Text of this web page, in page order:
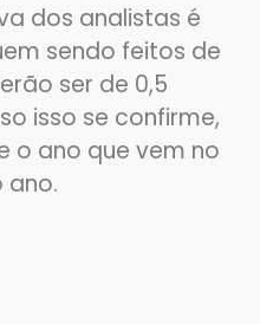
dos analistas é
sendo feitos de
ser de 0,5
isso se confirme,
o ano que vem no
ano.